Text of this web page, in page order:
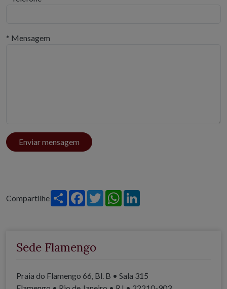
* Mensagem
Enviar mensagem
Compartilhe Share Facebook
TwitterWhatsApp
Sede Flamengo
Praia do Flamengo 66, Bl. B • Sala 315